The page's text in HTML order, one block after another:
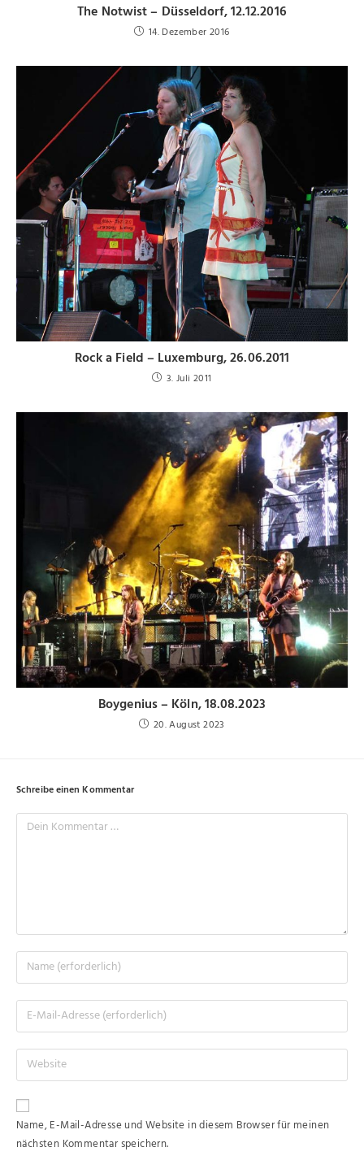
The Notwist – Düsseldorf, 12.12.2016
14. Dezember 2016
Rock a Field – Luxemburg, 26.06.2011
3. Juli 2011
Boygenius – Köln, 18.08.2023
20. August 2023
Schreibe einen Kommentar
Name, E-Mail-Adresse und Website in diesem Browser für meinen
nächsten Kommentar speichern.